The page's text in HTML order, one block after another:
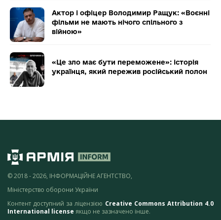
Актор і офіцер Володимир Ращук: «Воєнні
фільми не мають нічого спільного з
війною»
«Це зло має бути переможене»: історія
українця, який пережив російський полон
© 2018 - 2026, ІНФОРМАЦІЙНЕ АГЕНТСТВО,
Міністерство оборони України
Контент доступний за ліцензією Creative Commons Attribution 4.0
International license якщо не зазначено інше.